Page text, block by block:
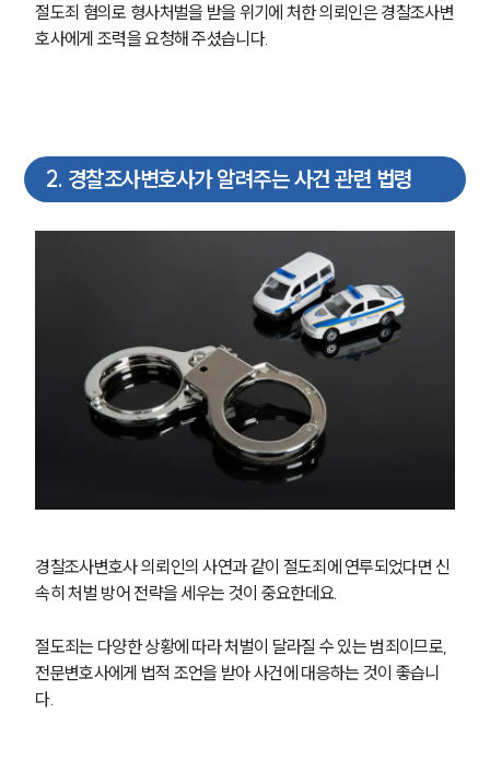
절도죄 혐의로 형사처벌을 받을 위기에 처한 의뢰인은 경찰조사변
호사에게 조력을 요청해 주셨습니다.
2. 경찰조사변호사가 알려주는 사건 관련 법령
경찰조사변호사 의뢰인의 사연과 같이 절도죄에 연루되었다면 신
속히 처벌 방어 전략을 세우는 것이 중요한데요.
절도죄는 다양한 상황에 따라 처벌이 달라질 수 있는 범죄이므로,
전문변호사에게 법적 조언을 받아 사건에 대응하는 것이 좋습니
다.